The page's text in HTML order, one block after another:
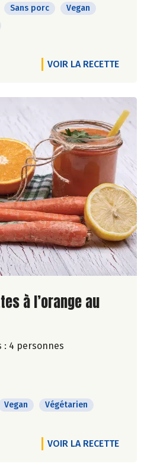
Sans porc
Vegan
VOIR LA RECETTE
à l’orange au
: 4 personnes
Vegan Végétarien
VOIR LA RECETTE